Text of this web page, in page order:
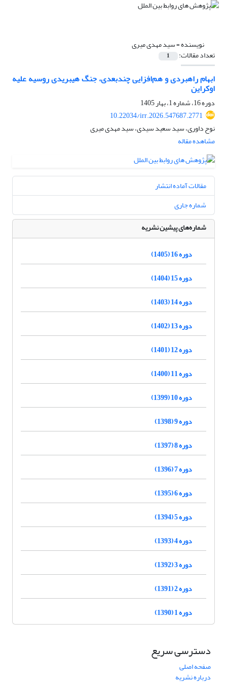
نویسنده =سید مهدی میری
تعداد مقالات: 1
ابهام راهبردی و هم‌افزایی چندبعدی، جنگ هیبریدی روسیه علیه
اوکراین
دوره 16، شماره 1، بهار 1405
10.22034/irr.2026.547687.2771
نوح داوری، سید سعید سیدی، سید مهدی میری
مشاهده مقاله
مقالات آماده انتشار
شماره جاری
شماره‌های پیشین نشریه
دوره 16 (1405)
دوره 15 (1404)
دوره 14 (1403)
دوره 13 (1402)
دوره 12 (1401)
دوره 11 (1400)
دوره 10 (1399)
دوره 9 (1398)
دوره 8 (1397)
دوره 7 (1396)
دوره 6 (1395)
دوره 5 (1394)
دوره 4 (1393)
دوره 3 (1392)
دوره 2 (1391)
دوره 1 (1390)
دسترسی سریع
صفحه اصلی
درباره نشریه